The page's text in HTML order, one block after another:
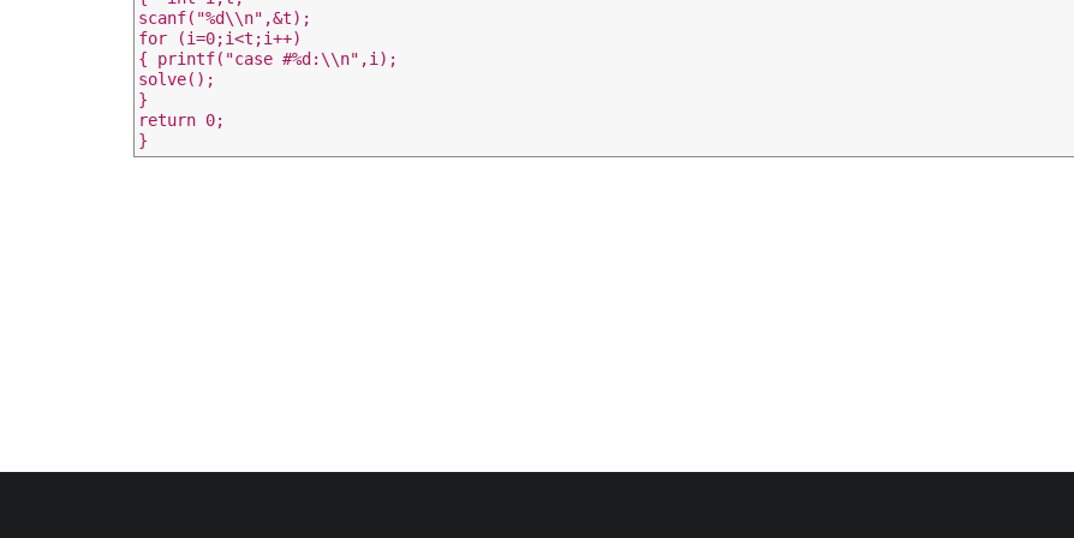
scanf("%d\\n",&t);
for (i=0;i<t;i++)
{ printf("case #%d:\\n",i);
solve();
}
return 0;